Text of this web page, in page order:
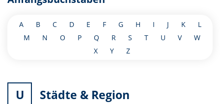
A B C D E F G H I J K
L
M
N O P Q R S T U V
W
X
Y Z
U Städte & Region